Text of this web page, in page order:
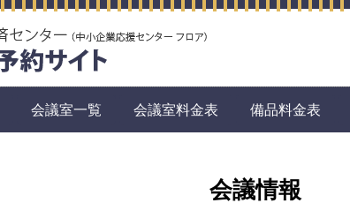
会議室一覧 会議室料金表 備品料金表
会議情報